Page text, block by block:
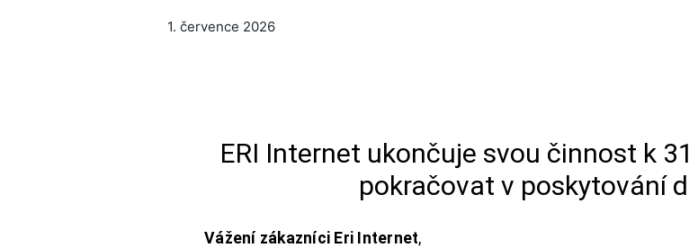
1. července 2026
ERI Internet ukončuje svou činnost k
pokračovat v poskytování
Vážení zákazníci Eri Internet,